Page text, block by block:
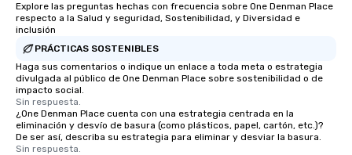
Explore las preguntas hechas con frecuencia sobre One Denman Place
respecto a la Salud y seguridad, Sostenibilidad, y Diversidad e
inclusión
PRÁCTICAS SOSTENIBLES
Haga sus comentarios o indique un enlace a toda meta o estrategia
divulgada al público de One Denman Place sobre sostenibilidad o de
impacto social.
Sin respuesta.
¿One Denman Place cuenta con una estrategia centrada en la
eliminación y desvío de basura (como plásticos, papel, cartón, etc.)?
De ser así, describa su estrategia para eliminar y desviar la basura.
Sin respuesta.